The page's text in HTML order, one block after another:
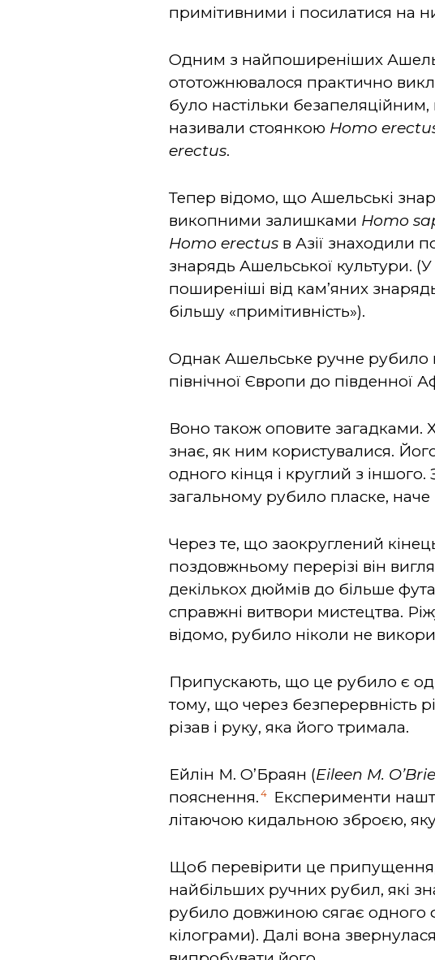
примітивними і посилатися на
Одним з найпоширеніших
ототожнювалося практично
було настільки
називали стоянкою Homo
erectus.
Тепер відомо, що Ашельські
викопними залишками Homo
Homo erectus в Азії знаходили
знарядь Ашельської культури.
поширеніші від кам’яних
більшу «примітивність»).
Однак Ашельське ручне рубило
північної Європи до південної
Воно також оповите загадками.
знає, як ним користувалися.
одного кінця і круглий з
загальному рубило пласке, наче
Через те, що заокруглений
поздовжньому перерізі він
декількох дюймів до більше
справжні витвори мистецтва.
відомо, рубило ніколи не
Припускають, що це рубило є
тому, що через безперервність
різав і руку, яка його тримала.
Ейлін М. О’Браян (Eileen M.
пояснення. 4
Експерименти
літаючою кидальною зброєю,
Щоб перевірити це
найбільших ручних рубил, які
рубило довжиною сягає одного
кілограми). Далі вона